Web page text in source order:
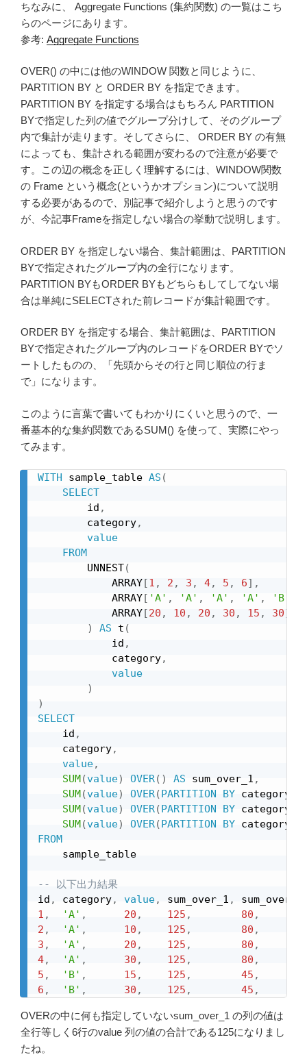
ちなみに、 Aggregate Functions (集約関数) の一覧はこち
らのページにあります。
参考: Aggregate Functions
OVER() の中には他のWINDOW 関数と同じように、
PARTITION BY と ORDER BY を指定できます。
PARTITION BY を指定する場合はもちろん PARTITION
BYで指定した列の値でグループ分けして、そのグループ
内で集計が走ります。そしてさらに、 ORDER BY の有無
によっても、集計される範囲が変わるので注意が必要で
す。この辺の概念を正しく理解するには、WINDOW関数
の Frame という概念(というかオプション)について説明
する必要があるので、別記事で紹介しようと思うのです
が、今記事Frameを指定しない場合の挙動で説明します。
ORDER BY を指定しない場合、集計範囲は、PARTITION
BYで指定されたグループ内の全行になります。
PARTITION BYもORDER BYもどちらもしてしてない場
合は単純にSELECTされた前レコードが集計範囲です。
ORDER BY を指定する場合、集計範囲は、PARTITION
BYで指定されたグループ内のレコードをORDER BYでソ
ートしたものの、「先頭からその行と同じ順位の行ま
で」になります。
このように言葉で書いてもわかりにくいと思うので、一
番基本的な集約関数であるSUM() を使って、実際にやっ
てみます。
WITH sample_table AS (
SELECT
        id
,
        category
,
value
FROM
        UNNEST
(
            ARRAY
[1 , 2 , 3 , 4, 5 , 6] ,
            ARRAY
[ 'A' , 'A' , 'A' , 'A' , 'B'
            ARRAY
[20 , 10 , 20 , 30 , 15 , 30]
)
AS t (
            id
,
            category
,
value
)
)
SELECT
    id
,
    category
,
value,
SUM(value) OVER( ) AS sum_over_1 ,
SUM(value) OVER(PARTITION BY category
SUM(value) OVER(PARTITION BY category
SUM(value) OVER(PARTITION BY category
FROM
    sample_table
-- 以下出力結果
id , category, value, sum_over_1 , sum_over_2
1 , 'A' , 20 , 125 , 80 ,
2 , 'A' , 10 , 125 , 80 ,
3 , 'A' , 20 , 125 , 80 ,
4, 'A' , 30 , 125 , 80 ,
5 , 'B' , 15 , 125 , 45 ,
6 , 'B' , 30 , 125 , 45 ,
OVERの中に何も指定していないsum_over_1 の列の値は
全行等しく6行のvalue 列の値の合計である125になりまし
たね。